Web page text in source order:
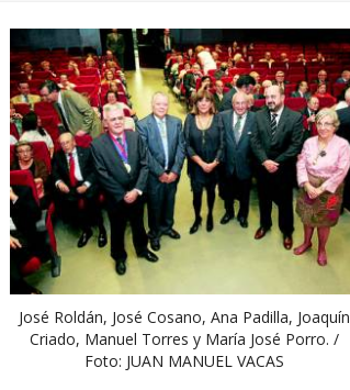
José Roldán, José Cosano, Ana Padilla, Joaquín
Criado, Manuel Torres y María José Porro. /
Foto: JUAN MANUEL VACAS